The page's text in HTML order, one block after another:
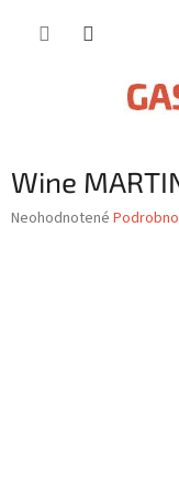
Wine
Priemerné
Neohodnotené